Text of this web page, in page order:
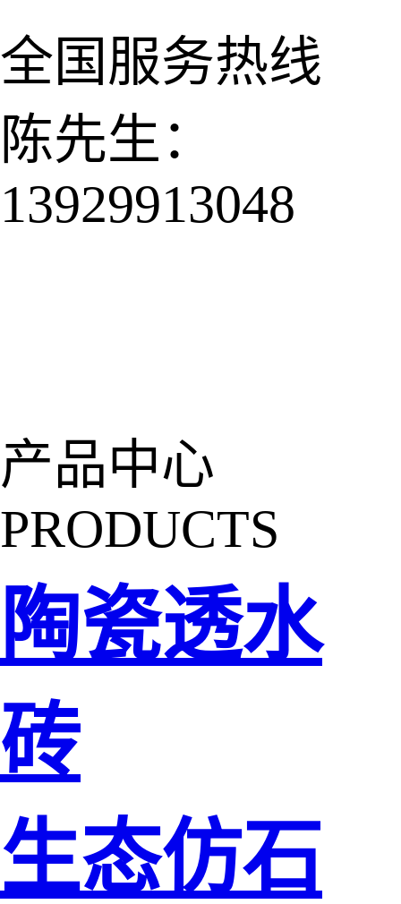
全国服务热线
陈先生：
13929913048
产品中心
PRODUCTS
陶瓷透水
砖
生态仿石